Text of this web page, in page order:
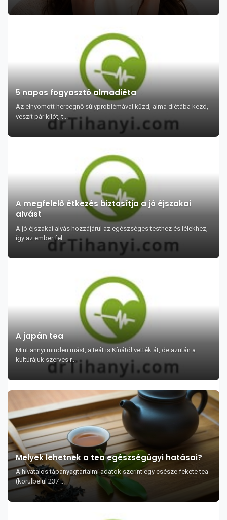
5 napos fogyasztó almadiéta
Az elnyomott hercegnő súlyproblémával küzd, alma diétába kezd,
veszít pár kilót, t...
A megfelelő étkezés biztosítja a jó éjszakai
alvást
A jó éjszakai alvás hozzájárul az egészséges testhez és lélekhez,
így az ember fel...
A japán tea
Mint annyi minden mást, a teát is Kínától vették át, de azután a
kultúrájuk szerves r...
Melyek lehetnek a tea egészségügyi hatásai?
A hivatalos tápanyagtartalmi adatok szerint egy csésze fekete tea
(körülbelül 237 ...